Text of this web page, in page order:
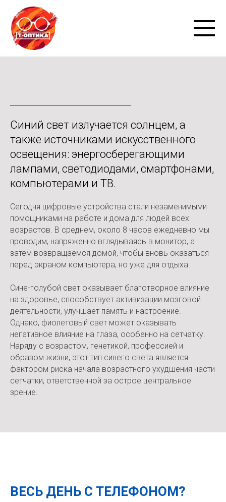
Синий свет излучается солнцем, а
также источниками искусственного
освещения: энергосберегающими
лампами, светодиодами, смартфонами,
компьютерами и ТВ.
Сегодня цифровые устройства стали незаменимыми
помощниками на работе и дома для людей всех
возрастов. В среднем, около 8 часов ежедневно мы
проводим, напряженно вглядываясь в монитор, а
затем возвращаемся домой, чтобы вновь оказаться
перед экраном компьютера, но уже для отдыха.
Сине-голубой свет оказывает благотворное влияние
на здоровье, способствует активизации мозговой
деятельности, улучшает память и настроение.
Однако, фиолетовый свет может оказывать
негативное влияние на глаза, особенно на сетчатку.
Наряду с возрастом, генетикой, профессией и
образом жизни, этот тип синего света является
фактором риска начала возрастного ухудшения части
сетчатки, ответственной за острое центральное
зрение.
ВЕСЬ ДЕНЬ С ТЕЛЕФОНОМ?